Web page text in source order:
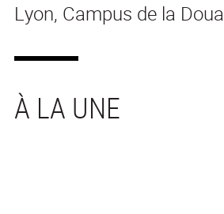
Lyon, Campus de la Doua